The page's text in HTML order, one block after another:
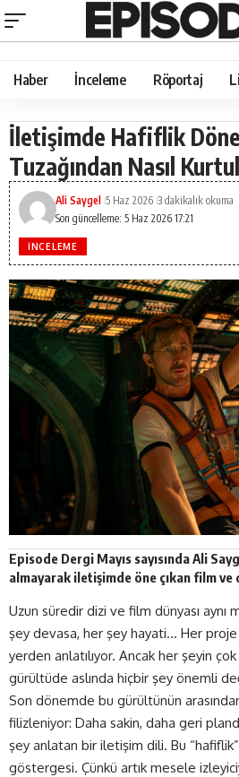
Haber İnceleme Röportaj
İletişimde Hafiflik
Tuzağından Nasıl
Son güncelleme: 5 Haz 2026 17:21
Ali Saygel 5 Haz 2026 3 dakikalık okuma
İNCELEME
Episode Dergi Mayıs sayısında Ali
almayarak iletişimde öne çıkan film
Uzun süredir dizi ve film dünyası aynı
şey devasa, her şey hayati… Her
yerden anlatılıyor. Ancak her şeyin
gürültüde aslında hiçbir şey önemli
Son dönemde bu gürültünün
filizleniyor: Daha sakin, daha geri
şey anlatan bir iletişim dili. Bu
göstergesi. Çünkü artık mesele